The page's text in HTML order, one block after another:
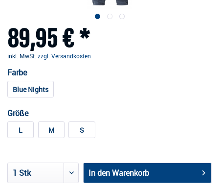
89,95 € *
inkl. MwSt. zzgl. Versandkosten
Farbe
Blue Nights
Größe
L M S
In denWarenkorb